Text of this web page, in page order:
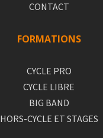
CONTACT
FORMATIONS
CYCLE PRO
CYCLE LIBRE
BIG BAND
HORS-CYCLE ET STAGES